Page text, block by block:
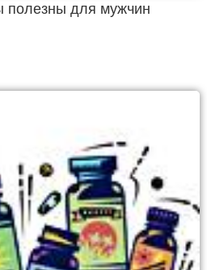
полезны для мужчин